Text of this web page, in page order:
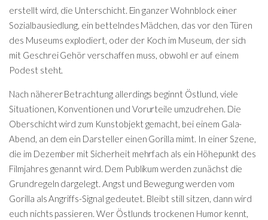
erstellt wird, die Unterschicht. Ein ganzer Wohnblock einer
Sozialbausiedlung, ein bettelndes Mädchen, das vor den Türen
des Museums explodiert, oder der Koch im Museum, der sich
mit Geschrei Gehör verschaffen muss, obwohl er auf einem
Podest steht.
Nach näherer Betrachtung allerdings beginnt Östlund, viele
Situationen, Konventionen und Vorurteile umzudrehen. Die
Oberschicht wird zum Kunstobjekt gemacht, bei einem Gala-
Abend, an dem ein Darsteller einen Gorilla mimt. In einer Szene,
die im Dezember mit Sicherheit mehrfach als ein Höhepunkt des
Filmjahres genannt wird. Dem Publikum werden zunächst die
Grundregeln dargelegt. Angst und Bewegung werden vom
Gorilla als Angriffs-Signal gedeutet. Bleibt still sitzen, dann wird
euch nichts passieren. Wer Östlunds trockenen Humor kennt,